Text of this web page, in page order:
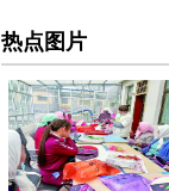
热点图片